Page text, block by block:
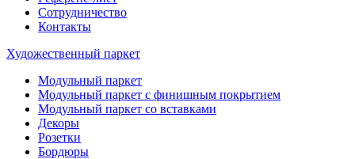
Сотрудничество
Контакты
Художественный паркет
Модульный паркет
Модульный паркет с финишным покрытием
Модульный паркет со вставками
Декоры
Розетки
Бордюры